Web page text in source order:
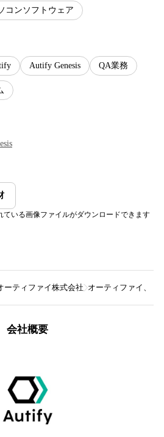
コンソフトウェア
Autify Genesis QA業務
ている画像ファイルがダウンロードできます
ーティファイ株式会社 オーティファイ、
会社概要